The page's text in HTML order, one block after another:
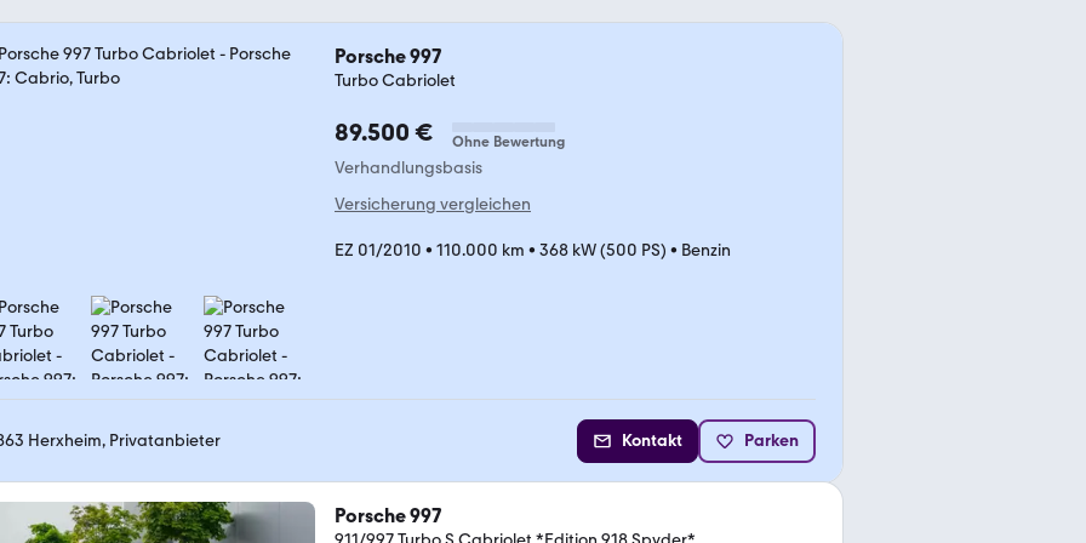
Porsche 997
Turbo Cabriolet
89.500 € Ohne Bewertung
Verhandlungsbasis
Versicherung vergleichen
EZ 01/2010 • 110.000 km • 368 kW (500 PS) • Benzin
Herxheim, Privatanbieter Kontakt Parken
Porsche 997